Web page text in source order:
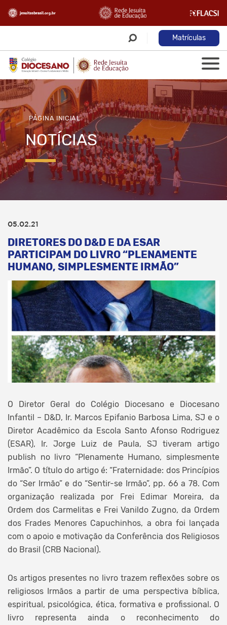
Matrículas
PÁGINA INICIAL
NOTÍCIAS
05.02.21
DIRETORES DO D&D E DA ESAR
PARTICIPAM DO LIVRO “PLENAMENTE
HUMANO, SIMPLESMENTE IRMÃO”
O Diretor Geral do Colégio Diocesano e Diocesano
Infantil – D&D, Ir. Marcos Epifanio Barbosa Lima, SJ e o
Diretor Acadêmico da Escola Santo Afonso Rodriguez
(ESAR), Ir. Jorge Luiz de Paula, SJ tiveram artigo
publish no livro “Plenamente Humano, simplesmente
Irmão”. O título do artigo é: “Fraternidade: dos Princípios
do “Ser Irmão” e do “Sentir-se Irmão”, pp. 66 a 78. Com
organização realizada por Frei Edimar Moreira, da
Ordem dos Carmelitas e Frei Vanildo Zugno, da Ordem
dos Frades Menores Capuchinhos, a obra foi lançada
com o apoio e motivação da Conferência dos Religiosos
do Brasil (CRB Nacional).
Os artigos presentes no livro trazem reflexões sobre os
religiosos Irmãos a partir de uma perspectiva bíblica,
espiritual, psicológica, ética, formativa e profissional. O
livro representa ainda o reconhecimento do